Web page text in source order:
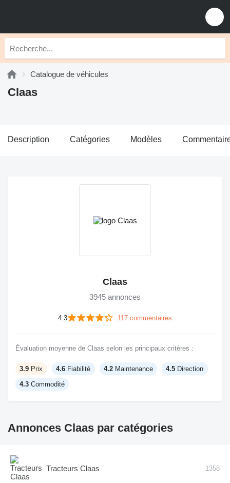
Catalogue de véhicules
Claas
Description Catégories Modèles
Claas
3945 annonces
4.3 117 commentaires
Évaluation moyenne de Claas selon les principaux critères :
3.9 Prix 4.6 Fiabilité 4.2 Maintenance 4.5 Direction
4.3 Commodité
Annonces Claas par catégories
Tracteurs Claas 1358